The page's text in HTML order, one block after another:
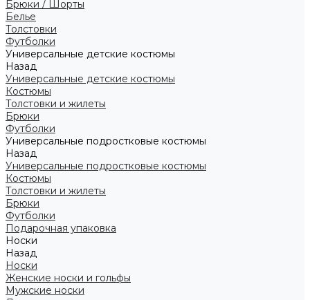
Брюки / Шорты
Белье
Толстовки
Футболки
Универсальные детские костюмы
Назад
Универсальные детские костюмы
Костюмы
Толстовки и жилеты
Брюки
Футболки
Универсальные подростковые костюмы
Назад
Универсальные подростковые костюмы
Костюмы
Толстовки и жилеты
Брюки
Футболки
Подарочная упаковка
Носки
Назад
Носки
Женские носки и гольфы
Мужские носки